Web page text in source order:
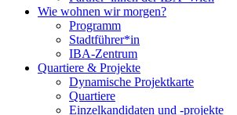
Wie wohnen wir morgen?
Programm
Stadtführer*in
IBA-Zentrum
Quartiere & Projekte
Dynamische Projektkarte
Quartiere
Einzelkandidaten und -projekte